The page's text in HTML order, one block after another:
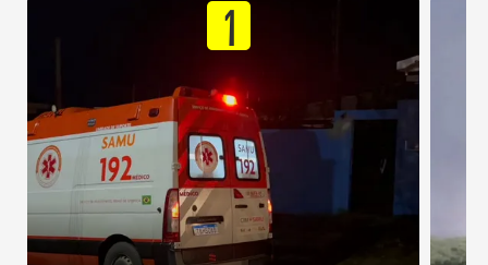
1